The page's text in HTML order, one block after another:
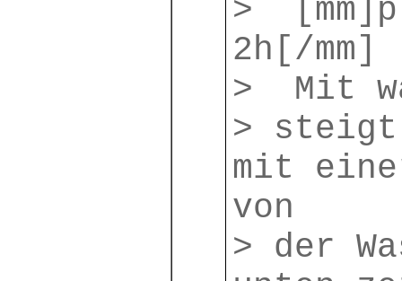
>
2h[/mm]
> Mit
>
mit
von
> der